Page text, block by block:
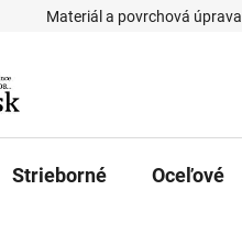
Materiál a povrchová úprava
Strieborné Oceľové